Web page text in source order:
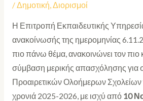
/Δημοτική,Διορισμοί
Η Επιτροπή Εκπαιδευτικής
ανακοίνωσής της ημερομηνίας
πιο πάνω θέμα, ανακοινώνει τον πιο
σύμβαση μερικής απασχόλησης για
Προαιρετικών Ολοήμερων Σχολείων
χρονιά 2025-2026, με ισχύ από 10